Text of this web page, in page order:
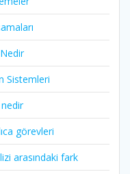
Sistemleri
görevleri
arasındaki fark